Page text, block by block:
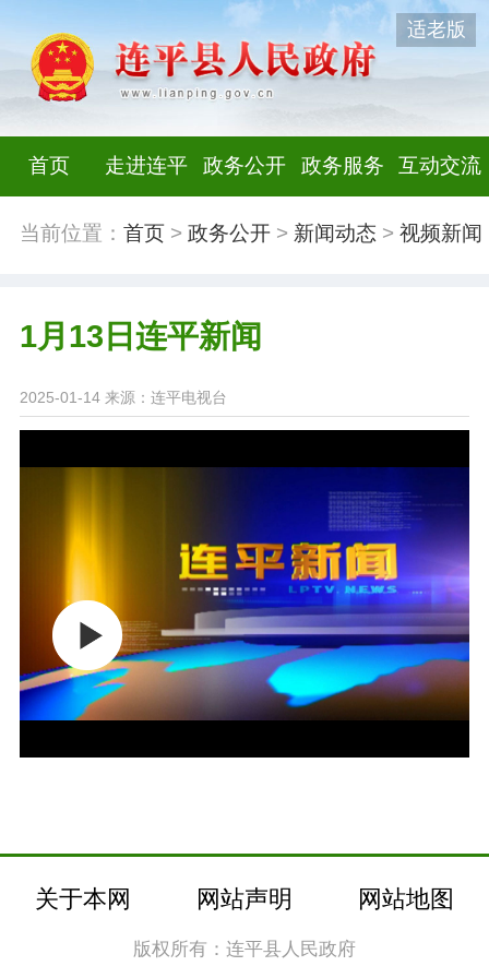
适老版
首页 走进连平 政务公开 政务服务 互动交流
当前位置： 首页> 政务公开> 新闻动态 > 视频新闻
1月13日连平新闻
2025-01-14 来源：连平电视台
关于本网 网站声明 网站地图
版权所有：连平县人民政府